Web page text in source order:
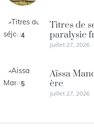
4
Titres de
paralysie
Juillet 27, 2026
5
Aïssa
ère
Juillet 27, 2026